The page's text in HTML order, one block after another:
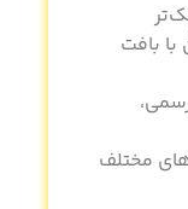
بافت
مختلف